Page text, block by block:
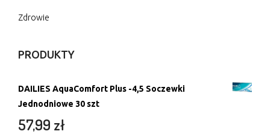
Zdrowie
PRODUKTY
DAILIES AquaComfort Plus -4,5 Soczewki
Jednodniowe 30 szt
57,99 zł